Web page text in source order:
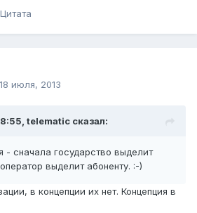
Цитата
18 июля, 2013
telematic сказал:
- сначала государство выделит
выделит абоненту. :-)
в концепции их нет. Концепция в